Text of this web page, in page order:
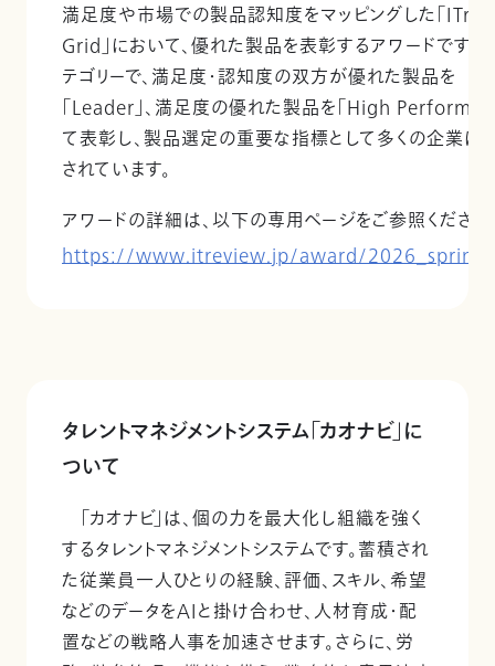
満足度や市場での製品認知度をマッピングした「
Grid」において、優れた製品を表彰するアワードです。
テゴリーで、満足度・認知度の双方が優れた製品を
「Leader」、満足度の優れた製品を「High Performer
て表彰し、製品選定の重要な指標として多くの企業に
されています。
アワードの詳細は、以下の専用ページをご参照ください
https://www.itreview.jp/award/
タレントマネジメントシステム「カオナビ」に
ついて
「カオナビ」は、個の力を最大化し組織を強く
するタレントマネジメントシステムです。蓄積され
た従業員一人ひとりの経験、評価、スキル、希望
などのデータをAIと掛け合わせ、人材育成・配
置などの戦略人事を加速させます。さらに、労